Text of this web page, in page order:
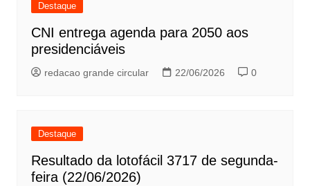
Destaque
CNI entrega agenda para 2050 aos
presidenciáveis
redacao grande circular 22/06/2026 0
Destaque
Resultado da lotofácil 3717 de segunda-
feira (22/06/2026)